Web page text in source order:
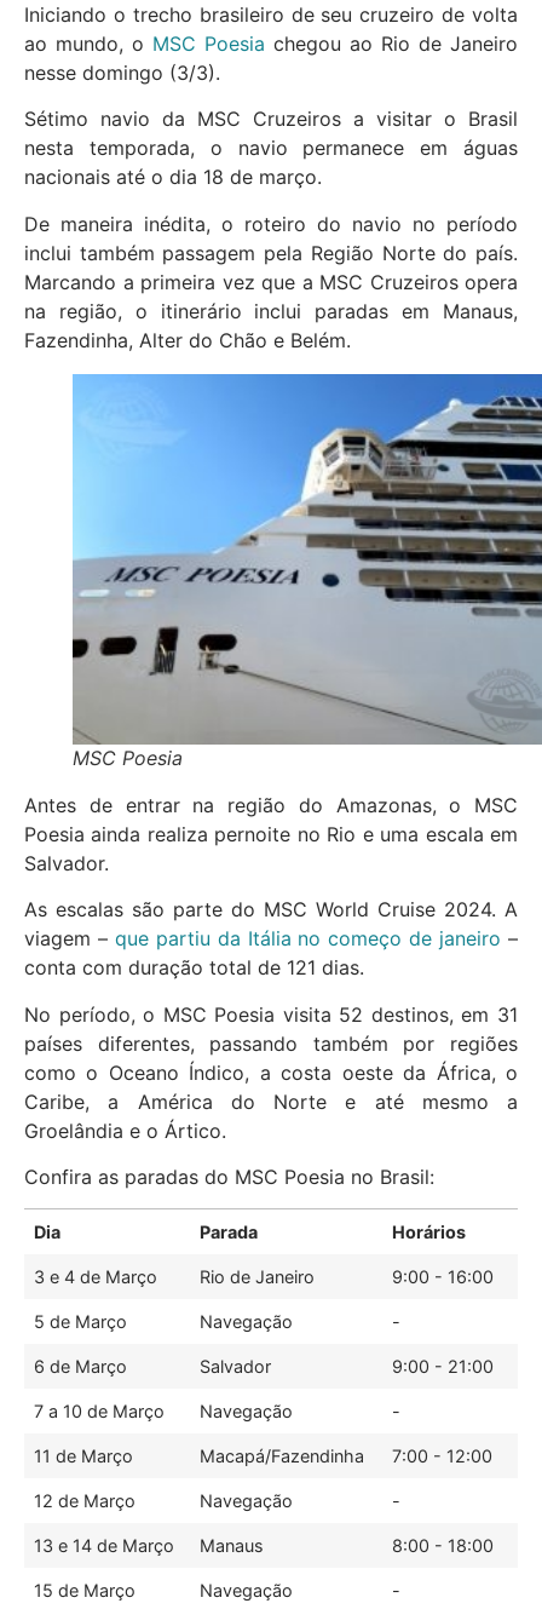
Iniciando o trecho brasileiro de seu cruzeiro de volta
ao mundo, o MSC Poesia chegou ao Rio de Janeiro
nesse domingo (3/3).
Sétimo navio da MSC Cruzeiros a visitar o Brasil
nesta temporada, o navio permanece em águas
nacionais até o dia 18 de março.
De maneira inédita, o roteiro do navio no período
inclui também passagem pela Região Norte do país.
Marcando a primeira vez que a MSC Cruzeiros opera
na região, o itinerário inclui paradas em Manaus,
Fazendinha, Alter do Chão e Belém.
MSC Poesia
Antes de entrar na região do Amazonas, o MSC
Poesia ainda realiza pernoite no Rio e uma escala em
Salvador.
As escalas são parte do MSC World Cruise 2024. A
viagem – que partiu da Itália no começo de janeiro –
conta com duração total de 121 dias.
No período, o MSC Poesia visita 52 destinos, em 31
países diferentes, passando também por regiões
como o Oceano Índico, a costa oeste da África, o
Caribe, a América do Norte e até mesmo a
Groelândia e o Ártico.
Confira as paradas do MSC Poesia no Brasil:
Dia Parada Horários
3 e 4 de Março Rio de Janeiro 9:00 - 16:00
5 de Março Navegação -
6 de Março Salvador 9:00 - 21:00
7 a 10 de Março Navegação -
11 de Março Macapá/Fazendinha 7:00 - 12:00
12 de Março Navegação -
13 e 14 de Março Manaus 8:00 - 18:00
15 de Março Navegação -